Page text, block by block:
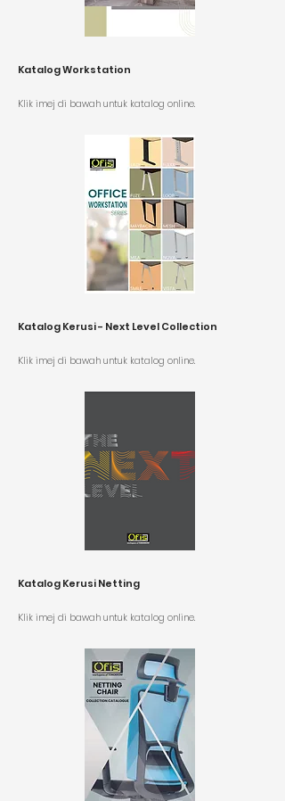
Katalog Workstation
Klik imej di bawah untuk katalog online.
Katalog Kerusi - Next Level Collection
Klik imej di bawah untuk katalog online.
Katalog Kerusi Netting
Klik imej di bawah untuk katalog online.